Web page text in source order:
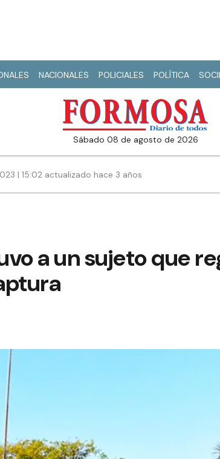
NACIONALES POLICIALES POLÍTICA
sábado 08 de agosto de 2026
| 15:02 actualizado hace 3 años
a un sujeto que